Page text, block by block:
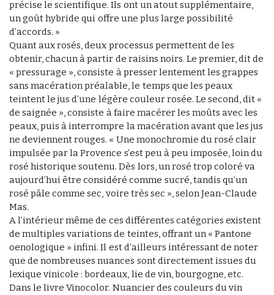
précise le scientifique. Ils ont un atout supplémentaire,
un goût hybride qui offre une plus large possibilité
d’accords. »
Quant aux rosés, deux processus permettent de les
obtenir, chacun à partir de raisins noirs. Le premier, dit de
« pressurage », consiste à presser lentement les grappes
sans macération préalable, le temps que les peaux
teintent le jus d’une légère couleur rosée. Le second, dit «
de saignée », consiste à faire macérer les moûts avec les
peaux, puis à interrompre la macération avant que les jus
ne deviennent rouges. « Une monochromie du rosé clair
impulsée par la Provence s’est peu à peu imposée, loin du
rosé historique soutenu. Dès lors, un rosé trop coloré va
aujourd’hui être considéré comme sucré, tandis qu’un
rosé pâle comme sec, voire très sec », selon Jean-Claude
Mas.
A l’intérieur même de ces différentes catégories existent
de multiples variations de teintes, offrant un « Pantone
oenologique » infini. Il est d’ailleurs intéressant de noter
que de nombreuses nuances sont directement issues du
lexique vinicole : bordeaux, lie de vin, bourgogne, etc.
Dans le livre Vinocolor. Nuancier des couleurs du vin